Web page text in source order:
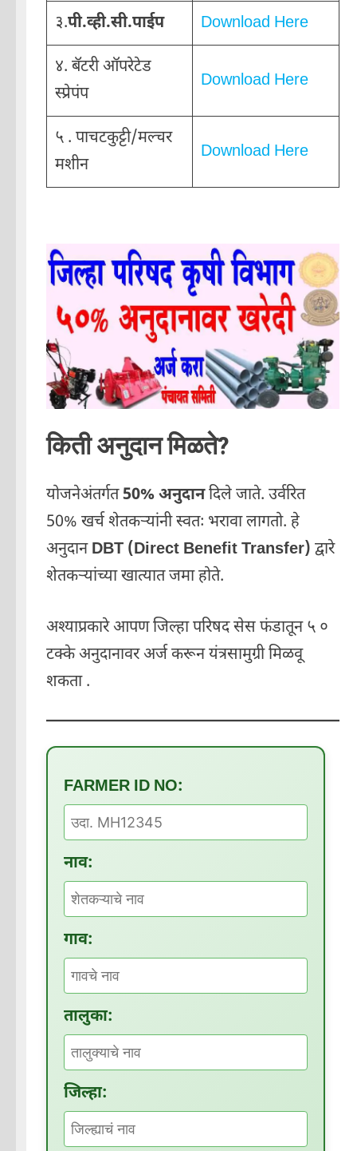
३.पी.व्ही.सी.पाईप Download Here
४. बॅटरी ऑपरेटेड
स्प्रेपंप
Download Here
५ . पाचटकुट्टी/मल्चर
मशीन
Download Here
किती अनुदान मिळते?
योजनेअंतर्गत50% अनुदानदिले जाते. उर्वरित
50% खर्च शेतकऱ्यांनी स्वतः भरावा लागतो. हे
अनुदानDBT (Direct Benefit Transfer) द्वारे
शेतकऱ्यांच्या खात्यात जमा होते.
अश्याप्रकारे आपण जिल्हा परिषद सेस फंडातून ५ ०
टक्के अनुदानावर अर्ज करून यंत्रसामुग्री मिळवू
शकता .
FARMER ID NO:
नाव:
गाव:
तालुका:
जिल्हा: